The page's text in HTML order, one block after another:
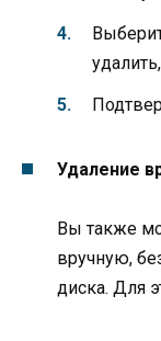
Удаление
Вы также
вручную,
диска. Для